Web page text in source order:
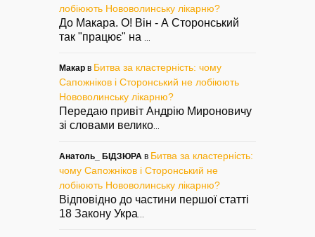
лобіюють Нововолинську лікарню?
До Макара. О! Він - А Сторонський
так "працює" на
Макар в Битва за кластерність: чому
Сапожніков і Сторонський не лобіюють
Нововолинську лікарню?
Передаю привіт Андрію Мироновичу
зі словами велико
Анатоль_ БІДЗЮРА в Битва за кластерність:
чому Сапожніков і Сторонський не
лобіюють Нововолинську лікарню?
Відповідно до частини першої статті
18 Закону Укра